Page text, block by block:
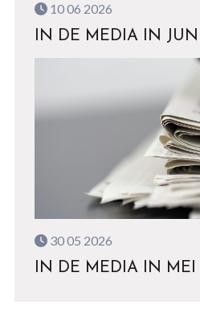
10 06 2026
IN DE MEDIA IN
30 05 2026
IN DE MEDIA IN MEI